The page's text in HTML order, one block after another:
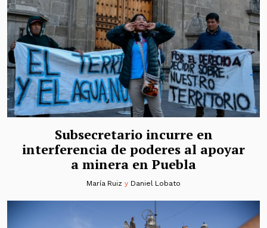
Subsecretario incurre en
interferencia de poderes al apoyar
a minera en Puebla
María Ruiz y Daniel Lobato